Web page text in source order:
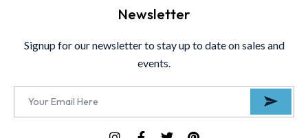
Newsletter
Signup for our newsletter to stay up to date on sales and
events.